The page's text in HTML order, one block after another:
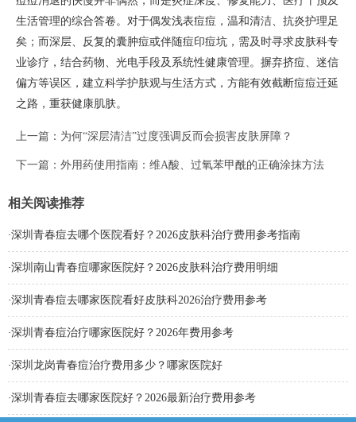
生活管理的综合答卷。对于偶发浅表痘痘，温和清洁、抗炎护理足
矣；而深层、反复的囊肿痘或伴随痘印痘坑，需及时寻求皮肤科专
业诊疗，结合药物、光电手段及系统性健康管理。摒弃挤痘、迷信
偏方等误区，建立科学护肤观与生活方式，方能有效截断痘痘迁延
之路，重获健康肌肤。
上一篇： 为何“深层清洁”过度强调反而会损害皮肤屏障？
下一篇： 外用药使用指南：维A酸、过氧苯甲酰的正确涂抹方法
相关阅读推荐
·深圳青春痘去哪个医院看好？2026皮肤科治疗费用参考指南
·深圳南山青春痘哪家医院好？2026皮肤科治疗费用明细
·深圳青春痘去哪家医院看好皮肤科2026治疗费用参考
·深圳青春痘治疗哪家医院好？2026年费用参考
·深圳龙岗青春痘治疗费用多少？哪家医院好
·深圳青春痘去哪家医院好？2026最新治疗费用参考